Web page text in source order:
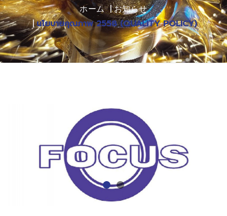
ホーム
お知らせ
นโยบายคุณภาพ 2558 (QUALITY POLICY)